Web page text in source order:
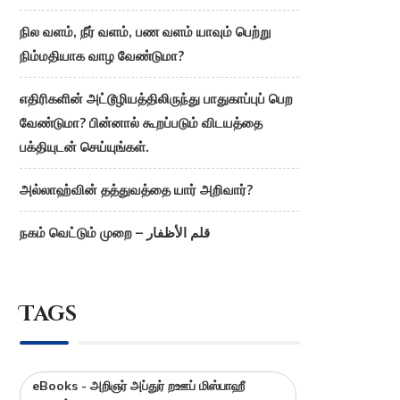
நில வளம், நீர் வளம், பண வளம் யாவும் பெற்று
நிம்மதியாக வாழ வேண்டுமா?
எதிரிகளின் அட்டூழியத்திலிருந்து பாதுகாப்புப் பெற
வேண்டுமா? பின்னால் கூறப்படும் விடயத்தை
பக்தியுடன் செய்யுங்கள்.
அல்லாஹ்வின் தத்துவத்தை யார் அறிவார்?
நகம் வெட்டும் முறை – قلم الأظفار
Tags
eBooks - அறிஞர் அப்துர் றஊப் மிஸ்பாஹீ